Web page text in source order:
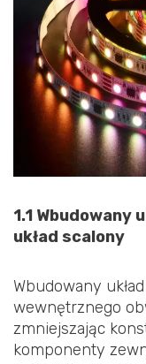
1.1 Wbudowany
układ scalony
Wbudowany
wewnętrznego
zmniejszając
komponenty